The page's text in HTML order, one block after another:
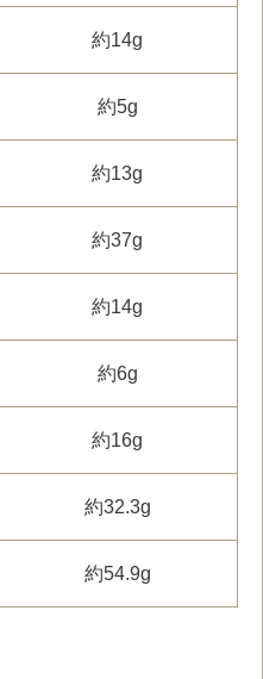
約14g
約5g
約13g
約37g
約14g
約6g
約16g
約32.3g
約54.9g